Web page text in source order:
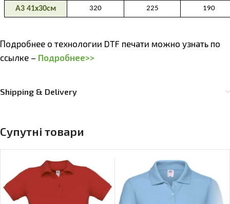
Подробнее о технологии DTF печати можно узнать по
ссылке – Подробнее>>
Shipping & Delivery
Супутні товари